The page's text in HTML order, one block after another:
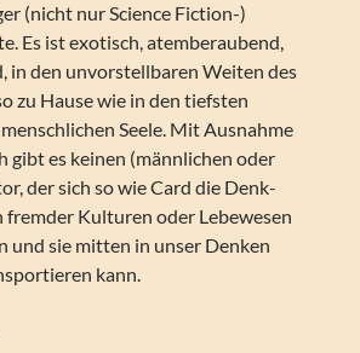
(nicht nur Science Fiction-)
Es ist exotisch, atemberaubend,
in den unvorstellbaren Weiten des
zu Hause wie in den tiefsten
Seele. Mit Ausnahme
gibt es keinen (männlichen oder
der sich so wie Card die Denk-
fremder Kulturen oder Lebewesen
und sie mitten in unser Denken
kann.